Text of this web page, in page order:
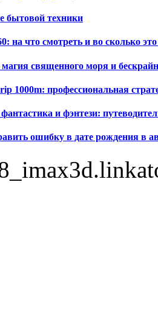
бытовой техники
на что смотреть и во сколько это
священного моря и
1000m: профессиональная
и фэнтези:
ошибку в дате рождения в